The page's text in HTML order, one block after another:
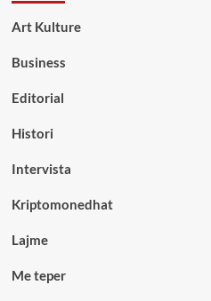
Art Kulture
Business
Editorial
Histori
Intervista
Kriptomonedhat
Lajme
Me teper